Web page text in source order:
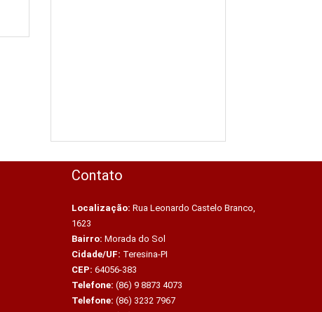
Contato
Localização: Rua Leonardo Castelo Branco,
1623
Bairro: Morada do Sol
Cidade/UF: Teresina-PI
CEP: 64056-383
Telefone: (86) 9 8873 4073
Telefone: (86) 3232 7967